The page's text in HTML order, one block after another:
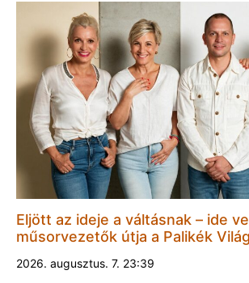
Eljött az ideje a váltásnak – ide
műsorvezetők útja a Palikék
2026. augusztus. 7. 23:39